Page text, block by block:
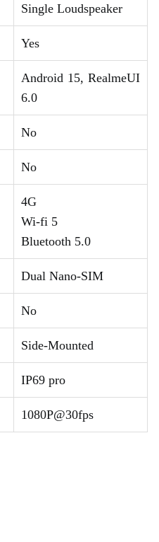
Single Loudspeaker
Yes
Android 15, RealmeUI
6.0
No
No
4G
Wi-fi 5
Bluetooth 5.0
Dual Nano-SIM
No
Side-Mounted
IP69 pro
1080P@30fps